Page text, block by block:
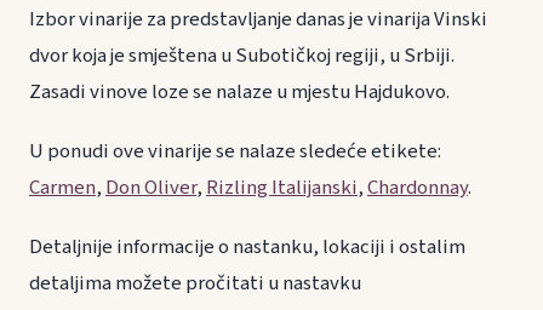
Izbor vinarije za predstavljanje danas je vinarija Vinski
dvor koja je smještena u Subotičkoj regiji, u Srbiji.
Zasadi vinove loze se nalaze u mjestu Hajdukovo.
U ponudi ove vinarije se nalaze sledeće etikete:
Carmen,Don Oliver,Rizling Italijanski,Chardonnay.
Detaljnije informacije o nastanku, lokaciji i ostalim
detaljima možete pročitati u nastavku